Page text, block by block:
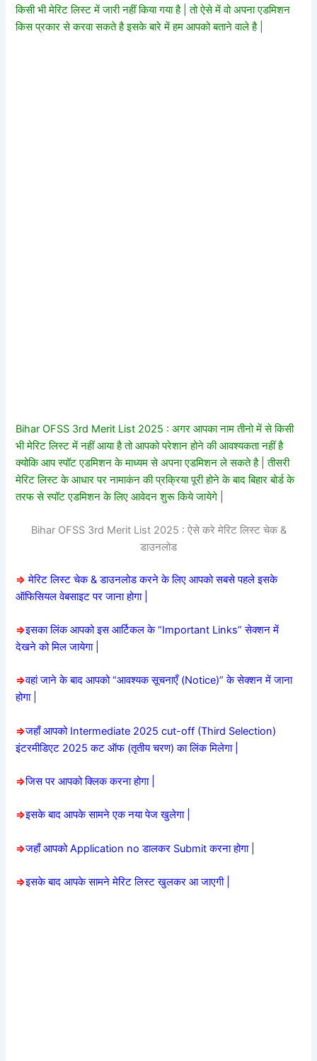
किसी भी मेरिट लिस्ट में जारी नहीं किया गया है | तो ऐसे में वो अपना एडमिशन
किस प्रकार से करवा सकते है इसके बारे में हम आपको बताने वाले है |
Bihar OFSS 3rd Merit List 2025 : अगर आपका नाम तीनो में से किसी
भी मेरिट लिस्ट में नहीं आया है तो आपको परेशान होने की आवश्यकता नहीं है
क्योकि आप स्पॉट एडमिशन के माध्यम से अपना एडमिशन ले सकते है | तीसरी
मेरिट लिस्ट के आधार पर नामाकंन की प्रक्रिया पूरी होने के बाद बिहार बोर्ड के
तरफ से स्पॉट एडमिशन के लिए आवेदन शुरू किये जायेगे |
Bihar OFSS 3rd Merit List 2025 : ऐसे करे मेरिट लिस्ट चेक &
डाउनलोड
=> मेरिट लिस्ट चेक & डाउनलोड करने के लिए आपको सबसे पहले इसके
ऑफिसियल वेबसाइट पर जाना होगा |
=>इसका लिंक आपको इस आर्टिकल के “Important Links” सेक्शन में
देखने को मिल जायेगा |
=>वहां जाने के बाद आपको “आवश्यक सूचनाएँ (Notice)” के सेक्शन में जाना
होगा |
=>जहाँ आपको Intermediate 2025 cut-off (Third Selection)
इंटरमीडिएट 2025 कट ऑफ (तृतीय चरण) का लिंक मिलेगा |
=>जिस पर आपको क्लिक करना होगा |
=>इसके बाद आपके सामने एक नया पेज खुलेगा |
=>जहाँ आपको Application no डालकर Submit करना होगा |
=>इसके बाद आपके सामने मेरिट लिस्ट खुलकर आ जाएगी |